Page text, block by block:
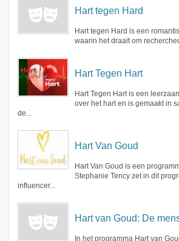
Hart tegen Hard
Hart tegen Hard is een
waarin het draait om
Hart Tegen Hart
Hart Tegen Hart is een
over het hart en is gemaakt in
de...
Hart Van Goud
Hart Van Goud is een
Stephanie Tency zet in dit
influencer...
Hart van Goud: De
In het programma Hart van